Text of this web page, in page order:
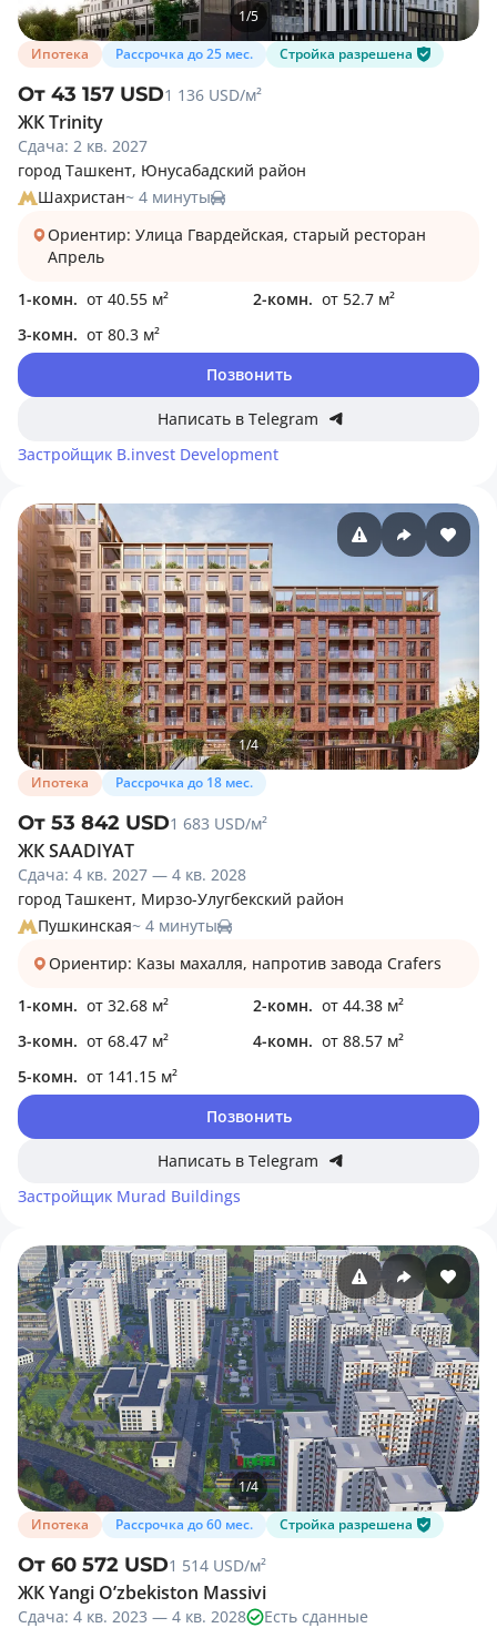
1/5
Ипотека
Рассрочка до 25 мес. Стройка разрешена
От 43 157 USD1 136 USD/м²
ЖК Trinity
Сдача: 2 кв. 2027
город Ташкент, Юнусабадский район
Шахристан~ 4 минуты
Ориентир: Улица Гвардейская, старый ресторан
Апрель
1-комн. от 40.55 м² 2-комн. от 52.7 м²
3-комн. от 80.3 м²
Позвонить
Написать в Telegram
Застройщик B.invest Development
1/4
Ипотека
Рассрочка до 18 мес.
От 53 842 USD1 683 USD/м²
ЖК SAADIYAT
Сдача: 4 кв. 2027 — 4 кв. 2028
город Ташкент, Мирзо-Улугбекский район
Пушкинская~ 4 минуты
Ориентир: Казы махалля, напротив завода Crafers
1-комн. от 32.68 м² 2-комн. от 44.38 м²
3-комн. от 68.47 м² 4-комн. от 88.57 м²
5-комн. от 141.15 м²
Позвонить
Написать в Telegram
Застройщик Murad Buildings
1/4
Ипотека
Рассрочка до 60 мес. Стройка разрешена
От 60 572 USD1 514 USD/м²
ЖК Yangi O’zbekiston Massivi
Сдача: 4 кв. 2023 — 4 кв. 2028
Есть сданные